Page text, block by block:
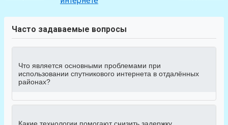
Часто задаваемые вопросы
Что является основными проблемами при
использовании спутникового интернета в отдалённых
районах?